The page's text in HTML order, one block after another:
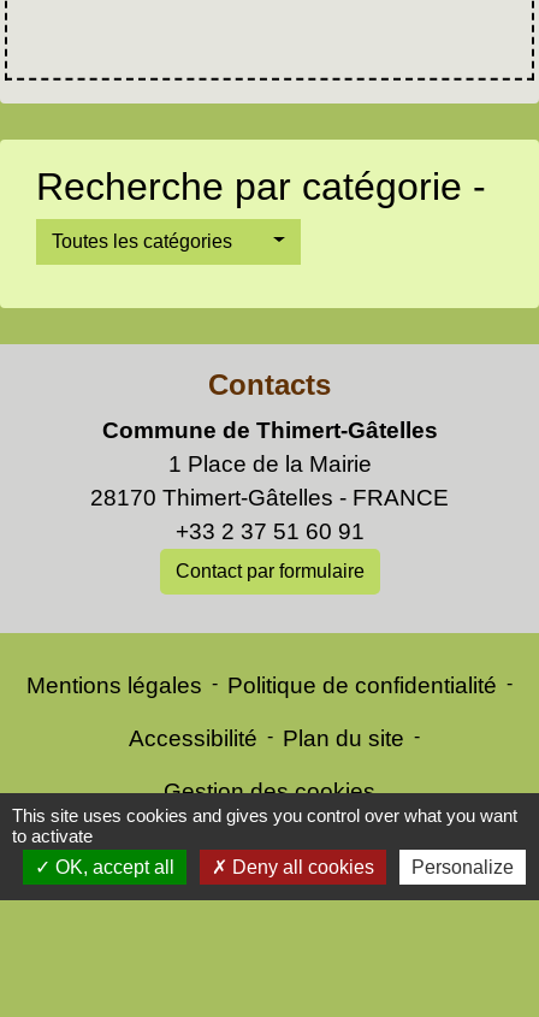
Recherche par catégorie -
Toutes les catégories
Contacts
Commune de Thimert-Gâtelles
1 Place de la Mairie
28170 Thimert-Gâtelles - FRANCE
+33 2 37 51 60 91
Contact par formulaire
Mentions légales - Politique de confidentialité -
Accessibilité - Plan du site -
Gestion des cookies
Site créé en partenariat avec Réseau des Communes
This site uses cookies and gives you control over what you want
to activate
OK, accept all
Deny all cookies Personalize